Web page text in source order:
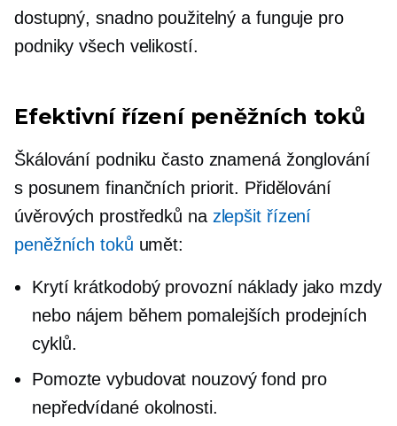
dostupný, snadno použitelný a funguje pro
podniky všech velikostí.
Efektivní řízení peněžních toků
Škálování podniku často znamená žonglování
s posunem finančních priorit. Přidělování
úvěrových prostředků na zlepšit řízení
peněžních toků umět:
Krytí krátkodobýprovozní náklady jako mzdy
nebo nájem během pomalejších prodejních
cyklů.
Pomozte vybudovat nouzový fond pro
nepředvídané okolnosti.